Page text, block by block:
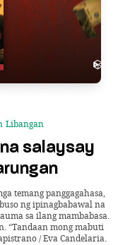
Libangan
salaysay
temang panggagahasa,
ng ipinagbabawal na
sa ilang mambabasa.
“Tandaan mong mabuti
/ Eva Candelaria.